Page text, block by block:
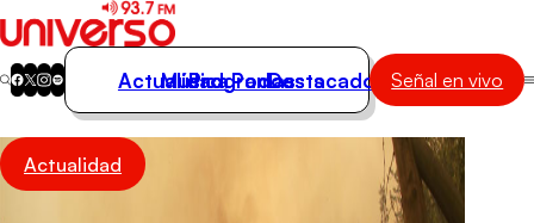
Actualidad
Música
Actualidad
Música
Programas
Podcasts
Destacados Señal en vivo
Actualidad